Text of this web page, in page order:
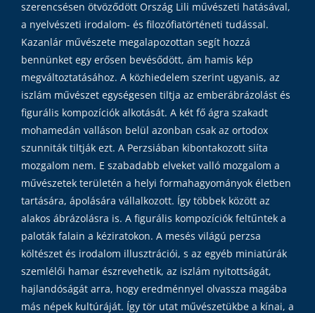
szerencsésen ötvöződött Ország Lili művészeti hatásával,
a nyelvészeti irodalom- és filozófiatörténeti tudással.
Kazanlár művészete megalapozottan segít hozzá
bennünket egy erősen bevésődött, ám hamis kép
megváltoztatásához. A közhiedelem szerint ugyanis, az
iszlám művészet egységesen tiltja az emberábrázolást és
figurális kompozíciók alkotását. A két fő ágra szakadt
mohamedán valláson belül azonban csak az ortodox
szunniták tiltják ezt. A Perzsiában kibontakozott siíta
mozgalom nem. E szabadabb elveket valló mozgalom a
művészetek területén a helyi formahagyományok életben
tartására, ápolására vállalkozott. Így többek között az
alakos ábrázolásra is. A figurális kompozíciók feltűntek a
paloták falain a kéziratokon. A mesés világú perzsa
költészet és irodalom illusztrációi, s az egyéb miniatúrák
szemlélői hamar észrevehetik, az iszlám nyitottságát,
hajlandóságát arra, hogy eredménnyel olvassza magába
más népek kultúráját. Így tör utat művészetükbe a kínai, a